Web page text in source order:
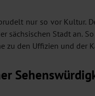
nur so vor Kultur.
sächsischen Stadt an.
zu den Uffizien und der